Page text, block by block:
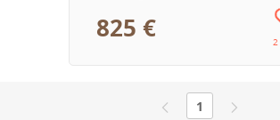
825 € 2
1